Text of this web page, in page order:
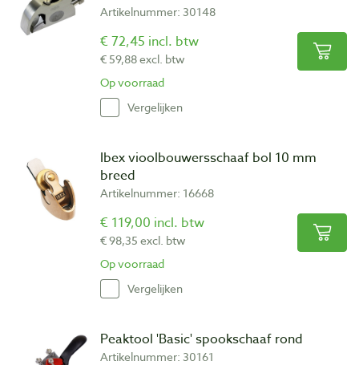
Artikelnummer: 30148
€ 72,45 incl. btw
€ 59,88 excl. btw
Op voorraad
Vergelijken
Ibex vioolbouwersschaaf bol 10 mm
breed
Artikelnummer: 16668
€ 119,00 incl. btw
€ 98,35 excl. btw
Op voorraad
Vergelijken
Peaktool 'Basic' spookschaaf rond
Artikelnummer: 30161